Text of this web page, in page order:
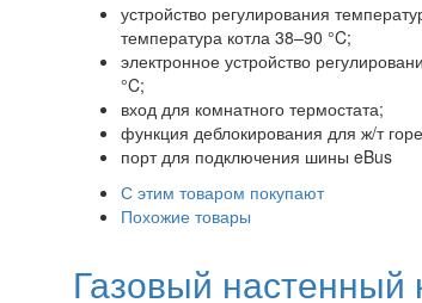
устройство регулирования
температура котла 38–90 °C;
электронное устройство
°C;
вход для комнатного термостата;
функция деблокирования для ж/т
порт для подключения шины eBus
С этим товаром покупают
Похожие товары
Газовый настенный